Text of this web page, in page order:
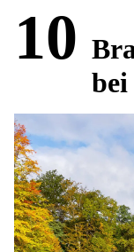
10